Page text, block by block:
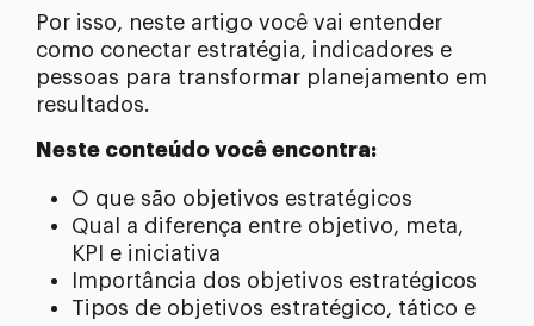
Por isso, neste artigo você vai entender
como conectar estratégia, indicadores e
pessoas para transformar planejamento em
resultados.
Neste conteúdo você encontra:
O que são objetivos estratégicos
Qual a diferença entre objetivo, meta,
KPI e iniciativa
Importância dos objetivos estratégicos
Tipos de objetivos estratégico, tático e